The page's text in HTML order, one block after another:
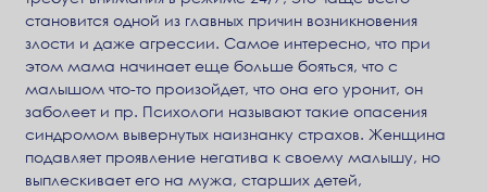
становится одной из главных причин возникновения
злости и даже агрессии. Самое интересно, что при
этом мама начинает еще больше бояться, что с
малышом что-то произойдет, что она его уронит, он
заболеет и пр. Психологи называют такие опасения
синдромом вывернутых наизнанку страхов. Женщина
подавляет проявление негатива к своему малышу, но
выплескивает его на мужа, старших детей,